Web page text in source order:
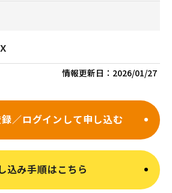
情報更新日： 2026/01/27
／ログインして申し込む
込み手順はこちら